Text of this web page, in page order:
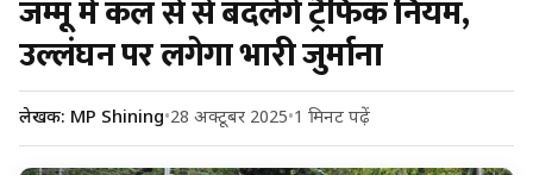
जम्मू में कल से से बदलेंगे ट्रैफिक नियम,
उल्लंघन पर लगेगा भारी जुर्माना
लेखक: MP Shining•28 अक्टूबर 2025•1 मिनट पढ़ें